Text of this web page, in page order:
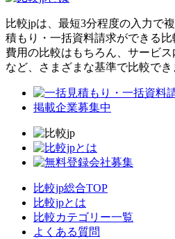
比較jpは、 最短3分程度の入力で
積もり・一括資料請求ができる比
費用の比較はもちろん、サービ
など、さまざまな基準で比較でき
掲載企業募集中
比較jp総合TOP
比較jpとは
比較カテゴリー一覧
よくある質問